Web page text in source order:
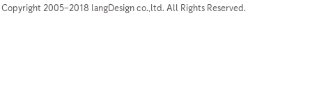
Copyright 2005–2018 langDesign co.,ltd. All Rights Reserved.